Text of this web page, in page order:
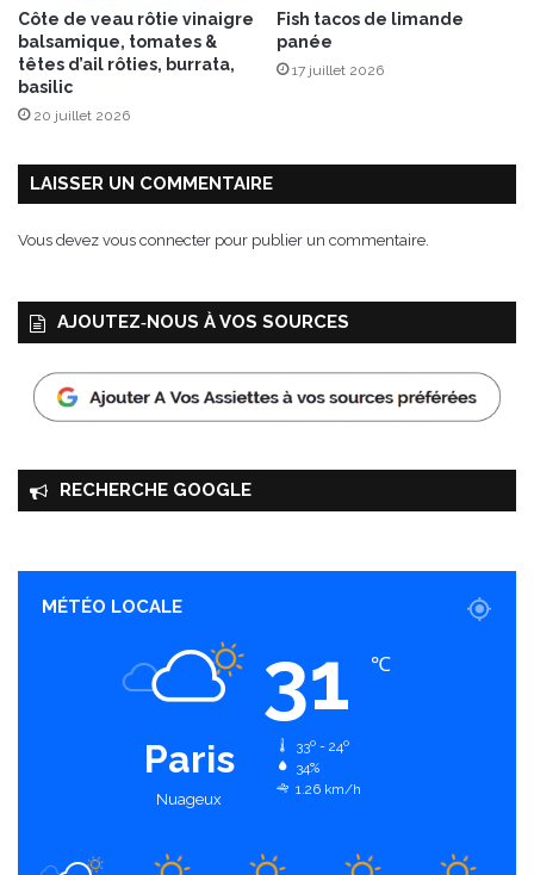
Côte de veau rôtie vinaigre
balsamique, tomates &
têtes d’ail rôties, burrata,
basilic
20 juillet 2026
Fish tacos de limande
panée
17 juillet 2026
LAISSER UN COMMENTAIRE
Vous devez vous connecter pour publier un commentaire.
AJOUTEZ‑NOUS À VOS SOURCES
RECHERCHE GOOGLE
MÉTÉO LOCALE
Paris
Nuageux
31 ℃
33º - 24º
34%
1.26 km/h